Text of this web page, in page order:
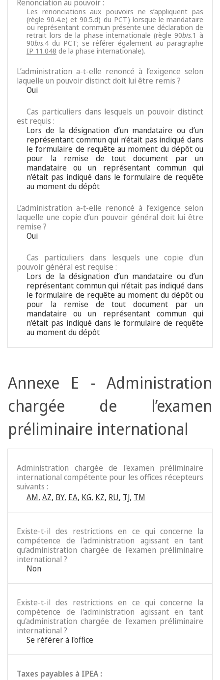
Renonciation au pouvoir :
Les renonciations aux pouvoirs ne s’appliquent pas
(règle 90.4.e) et 90.5.d) du PCT) lorsque le mandataire
ou représentant commun présente une déclaration de
retrait lors de la phase internationale (règle 90bis.1 à
90bis.4 du PCT; se référer également au paragraphe
IP 11.048 de la phase internationale).
L’administration a-t-elle renoncé à l’exigence selon
laquelle un pouvoir distinct doit lui être remis ?
Oui
Cas particuliers dans lesquels un pouvoir distinct
est requis :
Lors de la désignation d’un mandataire ou d’un
représentant commun qui n’était pas indiqué dans
le formulaire de requête au moment du dépôt ou
pour la remise de tout document par un
mandataire ou un représentant commun qui
n’était pas indiqué dans le formulaire de requête
au moment du dépôt
L’administration a-t-elle renoncé à l’exigence selon
laquelle une copie d’un pouvoir général doit lui être
remise ?
Oui
Cas particuliers dans lesquels une copie d’un
pouvoir général est requise :
Lors de la désignation d’un mandataire ou d’un
représentant commun qui n’était pas indiqué dans
le formulaire de requête au moment du dépôt ou
pour la remise de tout document par un
mandataire ou un représentant commun qui
n’était pas indiqué dans le formulaire de requête
au moment du dépôt
Annexe E - Administration
chargée de l’examen
préliminaire international
Administration chargée de l'examen préliminaire
international compétente pour les offices récepteurs
suivants :
AM, AZ, BY, EA, KG, KZ, RU, TJ, TM
Existe-t-il des restrictions en ce qui concerne la
compétence de l'administration agissant en tant
qu'administration chargée de l'examen préliminaire
international ?
Non
Existe-t-il des restrictions en ce qui concerne la
compétence de l'administration agissant en tant
qu'administration chargée de l'examen préliminaire
international ?
Se référer à l'office
Taxes payables à IPEA :